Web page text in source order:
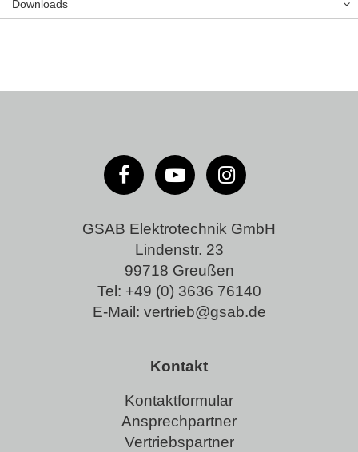
Downloads
GSAB Elektrotechnik GmbH
Lindenstr. 23
99718 Greußen
Tel: +49 (0) 3636 76140
E-Mail: vertrieb@gsab.de
Kontakt
Kontaktformular
Ansprechpartner
Vertriebspartner